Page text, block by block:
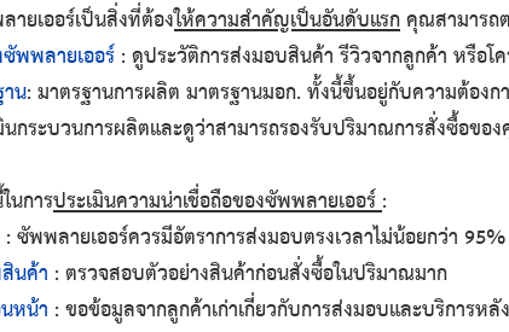
ายเออร์เป็นสิ่งที่ต้อง
ให้ความสำคัญเป็นอันดับแรก คุณสามารถ
พพลายเออร์ : ดูประวัติการส่งมอบสินค้า รีวิวจากลูกค้า หรือโ
น: มาตรฐานการผลิต มาตรฐานมอก. ทั้งนี้ขึ้นอยู่กับความต้องก
มินกระบวนการผลิตและดูว่าสามารถรองรับปริมาณการสั่งซื้อขอ
นการ
ประเมินความน่าเชื่อถือของซัพพลายเออร์ :
: ซัพพลายเออร์ควรมีอัตราการส่งมอบตรงเวลาไม่น้อยกว่า 95%
นค้า : ตรวจสอบตัวอย่างสินค้าก่อนสั่งซื้อในปริมาณมาก
หน้า : ขอข้อมูลจากลูกค้าเก่าเกี่ยวกับการส่งมอบและบริการหลั